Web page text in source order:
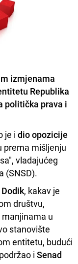
izmjenama
Republika
politička prava i
je i dio opozicije
prema mišljenju
vladajućeg
(SNSD).
, kakav je
društvu,
u
stanovište
entitetu, budući
i Senad